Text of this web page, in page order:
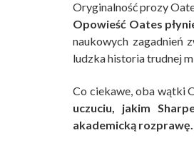
Oryginalność prozy
Opowieść Oates
naukowych zagadnień
ludzka historia trudnej
Co ciekawe, oba wątki
uczuciu, jakim
akademicką rozprawę.